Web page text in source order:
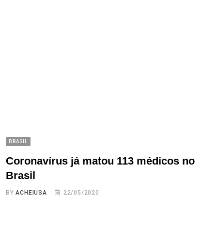
BRASIL
Coronavírus já matou 113 médicos no
Brasil
BYACHEIUSA 22/05/2020